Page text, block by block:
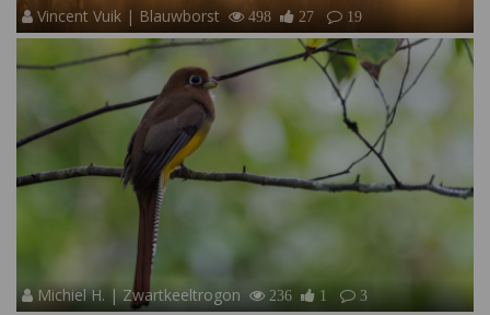
Vincent Vuik | Blauwborst 498 27 19
Michiel H. | Zwartkeeltrogon 236 1 3